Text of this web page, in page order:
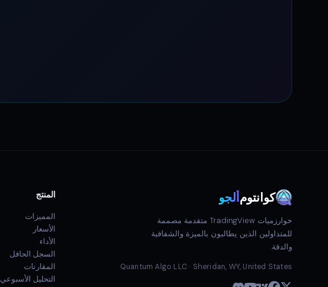
كوانتوم ألجو
خوارزميات TradingView متقدمة مصممة
للمتداولين الذين يطالبون بالميزة والشفافية
والدقة.
Quantum Algo LLC · Sheridan, WY, United States
المنتج
المميزات
الأسعار
الأداء
السجل الحافل
المقارنات
التحليل الأسبوعي